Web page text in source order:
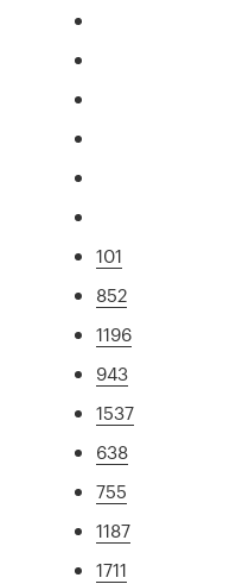
101
852
1196
943
1537
638
755
1187
1711